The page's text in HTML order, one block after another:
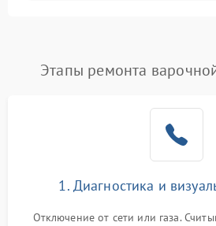
Этапы ремонта
1. Диагностика и
Отключение от сети или газа.